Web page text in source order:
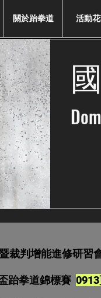
關於跆拳道 活動
裁判增能進修研習
跆拳道錦標賽